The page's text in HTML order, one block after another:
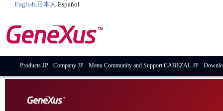
English| 日本人 |Español
Products JP Company JP Menu Community and Support CABEZAL JP